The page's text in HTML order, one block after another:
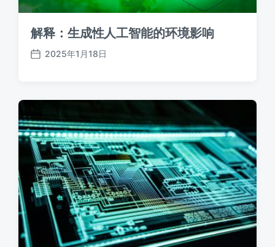
解释：生成性人工智能的环境影响
发
期
2025年1月18日